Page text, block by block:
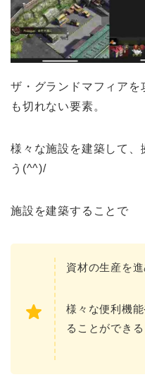
ザ・グランドマフィアを
も切れない要素。
様々な施設を建築して、
う(^^)/
施設を建築することで
資材の生産を
様々な便利機
ることができる